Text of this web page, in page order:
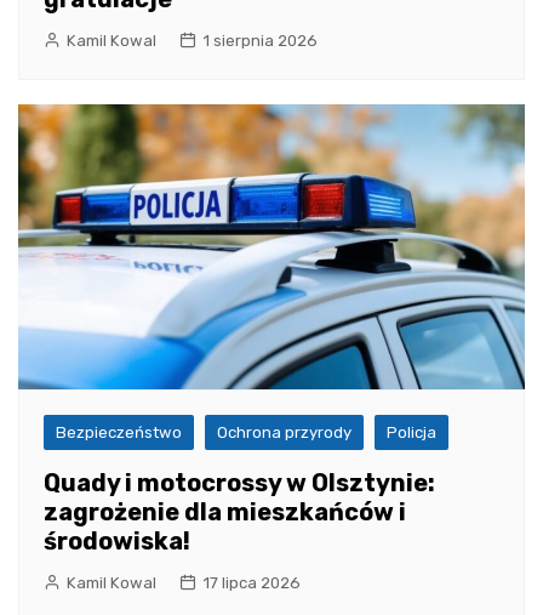
Kamil Kowal 1 sierpnia 2026
Bezpieczeństwo Ochrona przyrody Policja
Quady i motocrossy w Olsztynie:
zagrożenie dla mieszkańców i
środowiska!
Kamil Kowal 17 lipca 2026